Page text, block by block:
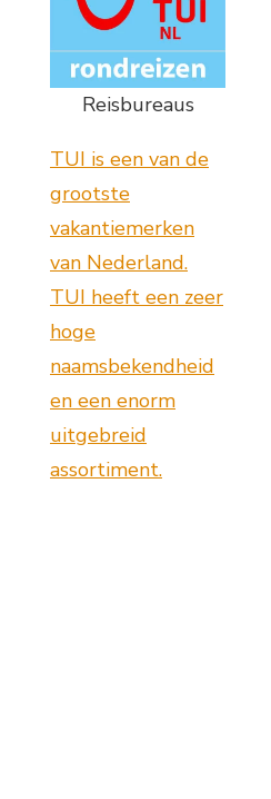
Reisbureaus
TUI is een van de
grootste
vakantiemerken
van Nederland.
TUI heeft een zeer
hoge
naamsbekendheid
en een enorm
uitgebreid
assortiment.